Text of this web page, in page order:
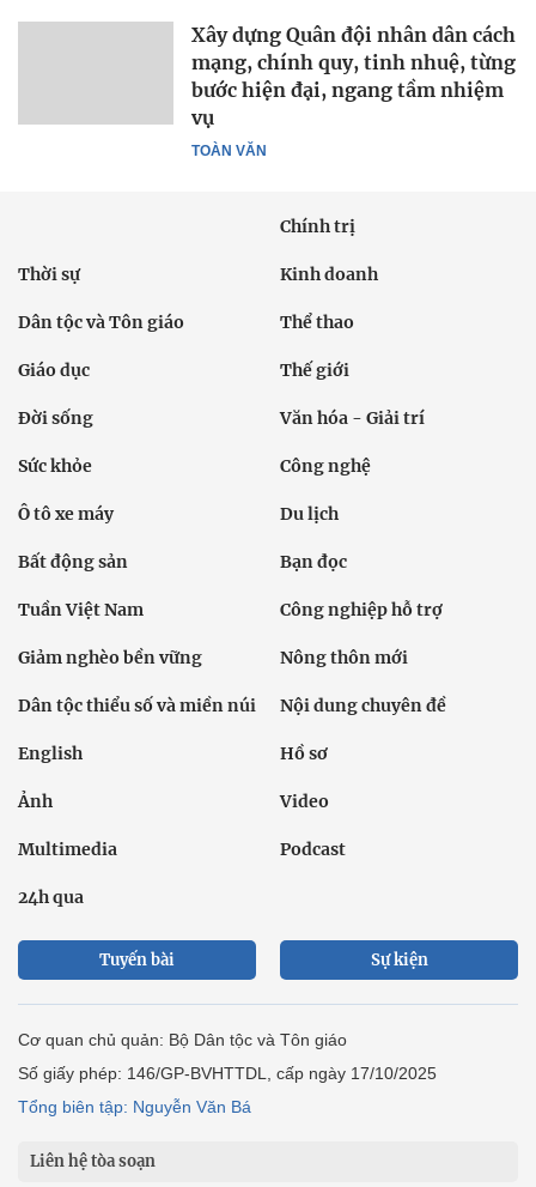
TOÀN VĂN
Xây dựng Quân đội nhân dân cách
mạng, chính quy, tinh nhuệ, từng
bước hiện đại, ngang tầm nhiệm
vụ
Chính trị
Thời sự Kinh doanh
Dân tộc và Tôn giáo Thể thao
Giáo dục Thế giới
Đời sống Văn hóa - Giải trí
Sức khỏe Công nghệ
Ô tô xe máy Du lịch
Bất động sản Bạn đọc
Tuần Việt Nam Công nghiệp hỗ trợ
Giảm nghèo bền vững Nông thôn mới
Dân tộc thiểu số và miền núi Nội dung chuyên đề
English Hồ sơ
Ảnh Video
Multimedia Podcast
24h qua
Tuyến bài Sự kiện
Cơ quan chủ quản: Bộ Dân tộc và Tôn giáo
Số giấy phép: 146/GP-BVHTTDL, cấp ngày 17/10/2025
Tổng biên tập: Nguyễn Văn Bá
Liên hệ tòa soạn